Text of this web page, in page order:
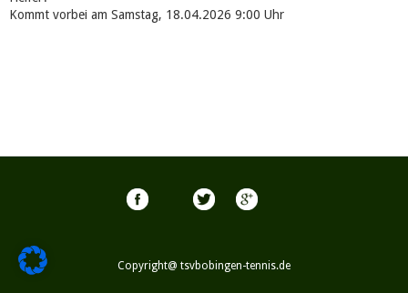
Kommt vorbei am Samstag, 18.04.2026 9:00 Uhr
Copyright@ tsvbobingen-tennis.de